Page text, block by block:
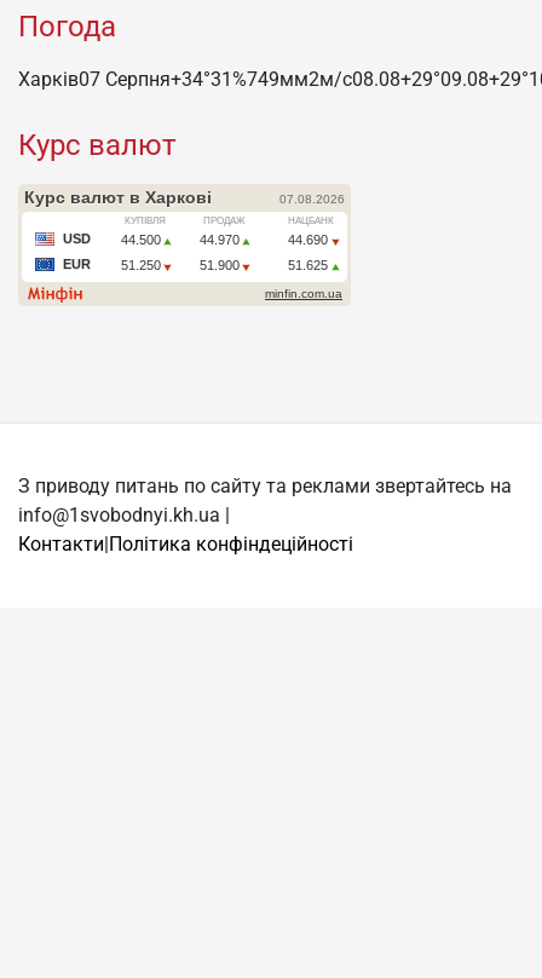
Погода
Харків07 Серпня+34°31 %749мм2м/c08.08+29°09.08+29°
Курс валют
З приводу питань по сайту та реклами звертайтесь на
info@1svobodnyi.kh.ua |
Контакти Політика конфіндеційності